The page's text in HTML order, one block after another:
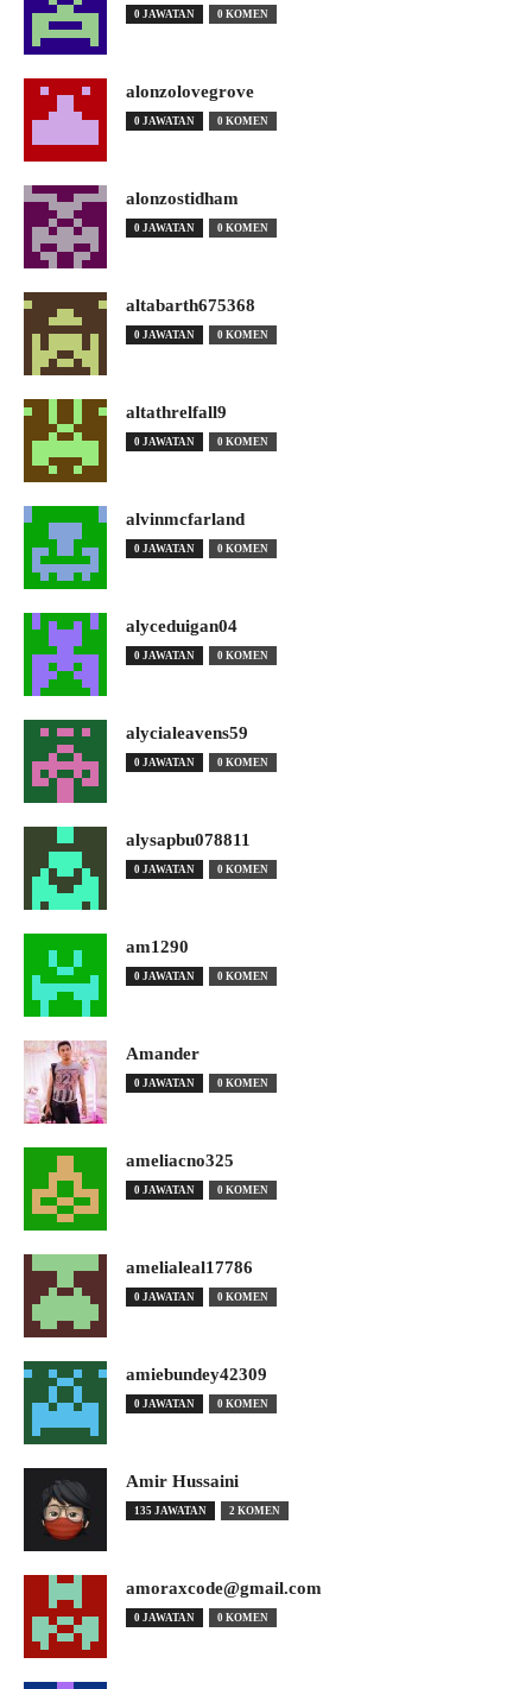
0 JAWATAN 0 KOMEN
alonzolovegrove
0 JAWATAN 0 KOMEN
alonzostidham
0 JAWATAN 0 KOMEN
altabarth675368
0 JAWATAN 0 KOMEN
altathrelfall9
0 JAWATAN 0 KOMEN
alvinmcfarland
0 JAWATAN 0 KOMEN
alyceduigan04
0 JAWATAN 0 KOMEN
alycialeavens59
0 JAWATAN 0 KOMEN
alysapbu078811
0 JAWATAN 0 KOMEN
am1290
0 JAWATAN 0 KOMEN
Amander
0 JAWATAN 0 KOMEN
ameliacno325
0 JAWATAN 0 KOMEN
amelialeal17786
0 JAWATAN 0 KOMEN
amiebundey42309
0 JAWATAN 0 KOMEN
Amir Hussaini
135 JAWATAN 2 KOMEN
amoraxcode@gmail.com
0 JAWATAN 0 KOMEN